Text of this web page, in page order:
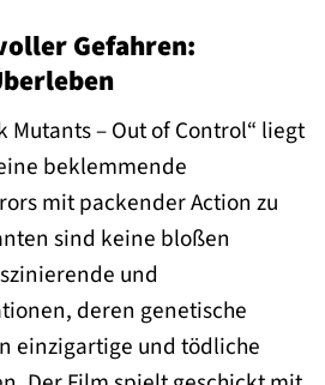
Gefahren:
Mutants – Out of Control“ liegt
beklemmende
mit packender Action zu
sind keine bloßen
und
deren genetische
einzigartige und tödliche